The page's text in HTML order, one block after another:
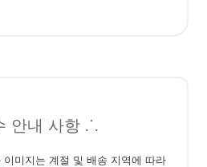
안내 사항 ⸫
이미지는 계절 및 배송 지역에 따라